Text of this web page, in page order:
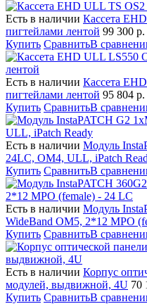
Есть в наличии Кассета
пигтейлами лентой 99 300 р.
Купить СравнитьВ
Есть в наличии Кассета
пигтейлами лентой 95 804 р.
Купить СравнитьВ
Есть в наличии Модуль
24LC, OM4, ULL, iPatch
Купить СравнитьВ
Есть в наличии Модуль
WideBand OM5, 2*12 MPO
Купить СравнитьВ
Есть в наличии Корпус
модулей, выдвижной, 4U 70
Купить СравнитьВ